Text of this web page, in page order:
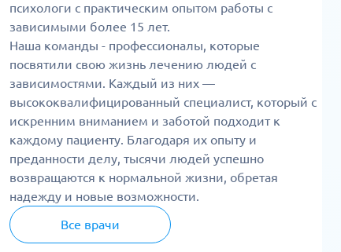
психологи с практическим опытом работы с
зависимыми более 15 лет.
Наша команды - профессионалы, которые
посвятили свою жизнь лечению людей с
зависимостями. Каждый из них —
высококвалифицированный специалист, который с
искренним вниманием и заботой подходит к
каждому пациенту. Благодаря их опыту и
преданности делу, тысячи людей успешно
возвращаются к нормальной жизни, обретая
надежду и новые возможности.
Все врачи